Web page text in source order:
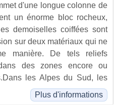
d'une longue colonne de
un énorme bloc rocheux,
demoiselles coiffées sont
sur deux matériaux qui ne
manière. De tels reliefs
des zones encore ou
les Alpes du Sud, les
Plus d'informations